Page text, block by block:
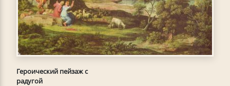
Героический пейзаж с
радугой